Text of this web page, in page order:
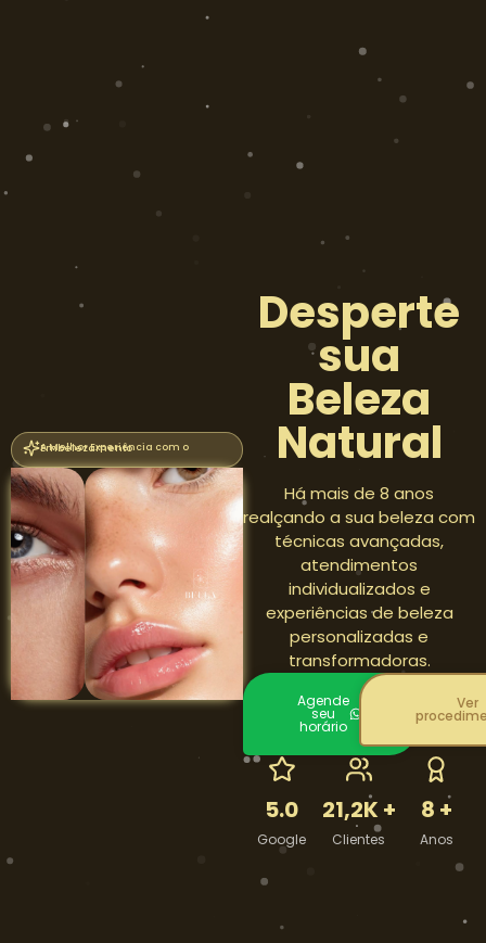
A Melhor Experiência com o Embelezamento
Desperte
sua
Beleza
Natural
Há mais de 8 anos
realçando a sua beleza com
técnicas avançadas,
atendimentos
individualizados e
experiências de beleza
personalizadas e
transformadoras.
Agende
seu
horário
Ver
5.0
Google
21,2K +
Clientes
8 +
Anos